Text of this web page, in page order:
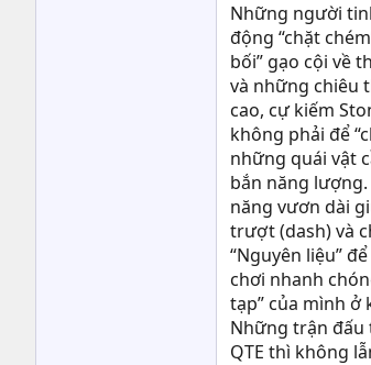
Những người
động “chặt
bối” gạo cội về
và những chiêu
cao, cự kiếm
không phải để
những quái vật
bắn năng
năng vươn dài
trượt (dash) và
“Nguyên liệu”
chơi nhanh
tạp” của mình
Những trận đấu
QTE thì không